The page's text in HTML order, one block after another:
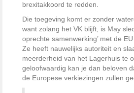
brexitakkoord te redden.
Die toegeving komt er zonder
want zolang het VK blijft, is May
oprechte samenwerking’ met de
Ze heeft nauwelijks autoriteit en
meerderheid van het Lagerhuis te
geloofwaardig kan je dan beloven
de Europese verkiezingen zullen